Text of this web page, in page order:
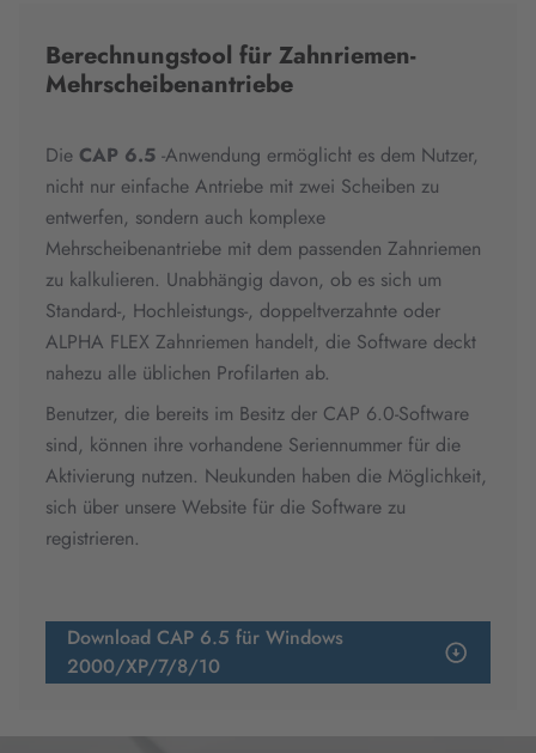
Berechnungstool für Zahnriemen-
Mehrscheibenantriebe
Die CAP 6.5 -Anwendung ermöglicht es dem Nutzer,
nicht nur einfache Antriebe mit zwei Scheiben zu
entwerfen, sondern auch komplexe
Mehrscheibenantriebe mit dem passenden Zahnriemen
zu kalkulieren. Unabhängig davon, ob es sich um
Standard-, Hochleistungs-, doppeltverzahnte oder
ALPHA FLEX Zahnriemen handelt, die Software deckt
nahezu alle üblichen Profilarten ab.
Benutzer, die bereits im Besitz der CAP 6.0-Software
sind, können ihre vorhandene Seriennummer für die
Aktivierung nutzen. Neukunden haben die Möglichkeit,
sich über unsere Website für die Software zu
registrieren.
Download CAP 6.5 für Windows
2000/XP/7/8/10